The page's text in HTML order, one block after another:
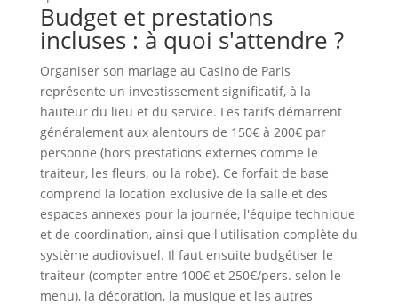
Budget et prestations
incluses : à quoi s'attendre ?
Organiser son mariage au Casino de Paris
représente un investissement significatif, à la
hauteur du lieu et du service. Les tarifs démarrent
généralement aux alentours de 150€ à 200€ par
personne (hors prestations externes comme le
traiteur, les fleurs, ou la robe). Ce forfait de base
comprend la location exclusive de la salle et des
espaces annexes pour la journée, l'équipe technique
et de coordination, ainsi que l'utilisation complète du
système audiovisuel. Il faut ensuite budgétiser le
traiteur (compter entre 100€ et 250€/pers. selon le
menu), la décoration, la musique et les autres